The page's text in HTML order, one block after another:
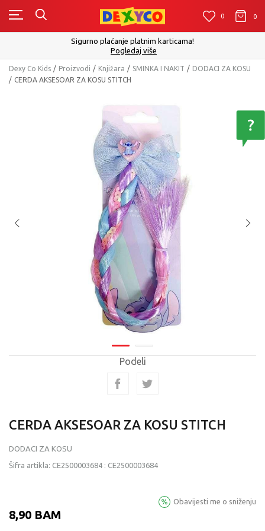
0 0
Sigurno plaćanje platnim karticama!
Pogledaj više
Dexy Co Kids Proizvodi Knjižara SMINKA I NAKIT
DODACI ZA KOSU
CERDA AKSESOAR ZA KOSU STITCH
Podeli
CERDA AKSESOAR ZA KOSU STITCH
DODACI ZA KOSU
Šifra artikla: CE2500003684 : CE2500003684
8,90 BAM
Obavijesti me o sniženju